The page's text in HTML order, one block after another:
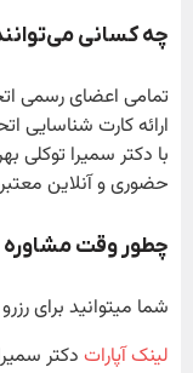
چه کسانی می‌توانند
تمامی اعضای رسمی
ارائه کارت شناسایی
با دکتر سمیرا توکلی
حضوری و آنلاین معتبر
چطور وقت مشاوره
شما میتوانید برای رزرو
لینک آپاراتدکتر سمیرا